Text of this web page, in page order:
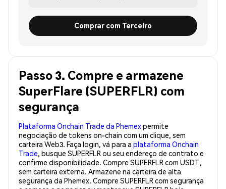
Comprar com Terceiro
Passo 3. Compre e armazene
SuperFlare (SUPERFLR) com
segurança
Plataforma Onchain Trade da Phemexpermite
negociação de tokens on-chain com um clique, sem
carteira Web3. Faça login, vá para a plataforma Onchain
Trade, busque SUPERFLR ou seu endereço de contrato e
confirme disponibilidade. Compre SUPERFLR com USDT,
sem carteira externa. Armazene na carteira de alta
segurança da Phemex. Compre SUPERFLR com segurança